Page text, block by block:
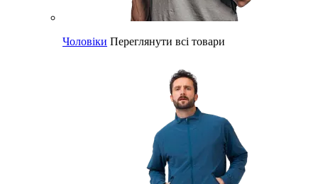
Чоловіки Переглянути всі товари